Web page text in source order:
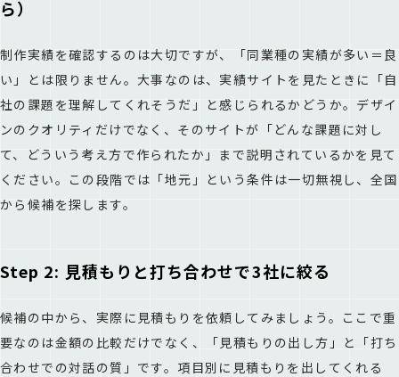
ら）
制作実績を確認するのは大切ですが、「同業種の実績が多い＝良
い」とは限りません。大事なのは、実績サイトを見たときに「自
社の課題を理解してくれそうだ」と感じられるかどうか。デザイ
ンのクオリティだけでなく、そのサイトが「どんな課題に対し
て、どういう考え方で作られたか」まで説明されているかを見て
ください。この段階では「地元」という条件は一切無視し、全国
から候補を探します。
Step 2: 見積もりと打ち合わせで3社に絞る
候補の中から、実際に見積もりを依頼してみましょう。ここで重
要なのは金額の比較だけでなく、「見積もりの出し方」と「打ち
合わせでの対話の質」です。項目別に見積もりを出してくれる